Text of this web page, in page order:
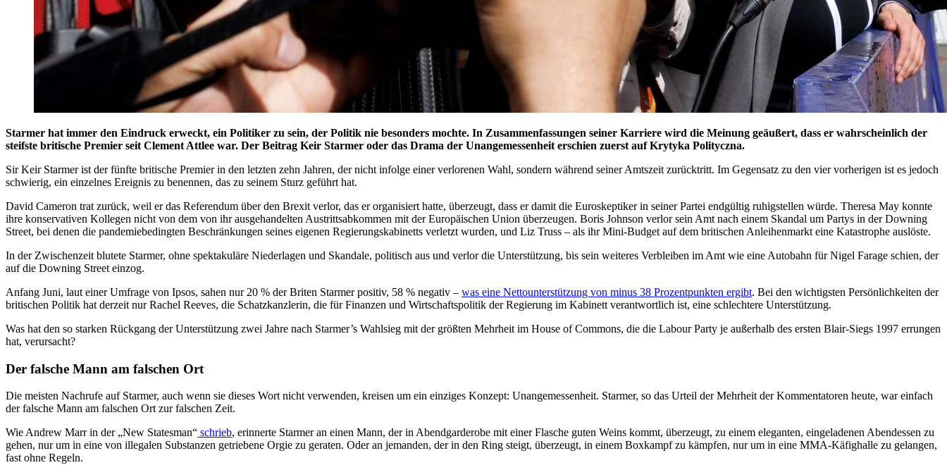
Starmer hat immer den Eindruck erweckt, ein Politiker zu sein, der Politik nie besonders mochte. In Zusammenfassungen seiner Karriere wird die Meinung geäußert, dass er wahrscheinlich der
steifste britische Premier seit Clement Attlee war. Der Beitrag Keir Starmer oder das Drama der Unangemessenheit erschien zuerst auf Krytyka Polityczna.
Sir Keir Starmer ist der fünfte britische Premier in den letzten zehn Jahren, der nicht infolge einer verlorenen Wahl, sondern während seiner Amtszeit zurücktritt. Im Gegensatz zu den vier vorherigen ist es jedoch
schwierig, ein einzelnes Ereignis zu benennen, das zu seinem Sturz geführt hat.
David Cameron trat zurück, weil er das Referendum über den Brexit verlor, das er organisiert hatte, überzeugt, dass er damit die Euroskeptiker in seiner Partei endgültig ruhigstellen würde. Theresa May konnte
ihre konservativen Kollegen nicht von dem von ihr ausgehandelten Austrittsabkommen mit der Europäischen Union überzeugen. Boris Johnson verlor sein Amt nach einem Skandal um Partys in der Downing
Street, bei denen die pandemiebedingten Beschränkungen seines eigenen Regierungskabinetts verletzt wurden, und Liz Truss – als ihr Mini-Budget auf dem britischen Anleihenmarkt eine Katastrophe auslöste.
In der Zwischenzeit blutete Starmer, ohne spektakuläre Niederlagen und Skandale, politisch aus und verlor die Unterstützung, bis sein weiteres Verbleiben im Amt wie eine Autobahn für Nigel Farage schien, der
auf die Downing Street einzog.
Anfang Juni, laut einer Umfrage von Ipsos, sahen nur 20 % der Briten Starmer positiv, 58 % negativ – was eine Nettounterstützung von minus 38 Prozentpunkten ergibt. Bei den wichtigsten Persönlichkeiten der
britischen Politik hat derzeit nur Rachel Reeves, die Schatzkanzlerin, die für Finanzen und Wirtschaftspolitik der Regierung im Kabinett verantwortlich ist, eine schlechtere Unterstützung.
Was hat den so starken Rückgang der Unterstützung zwei Jahre nach Starmer’s Wahlsieg mit der größten Mehrheit im House of Commons, die die Labour Party je außerhalb des ersten Blair-Siegs 1997 errungen
hat, verursacht?
Der falsche Mann am falschen Ort
Die meisten Nachrufe auf Starmer, auch wenn sie dieses Wort nicht verwenden, kreisen um ein einziges Konzept: Unangemessenheit. Starmer, so das Urteil der Mehrheit der Kommentatoren heute, war einfach
der falsche Mann am falschen Ort zur falschen Zeit.
Wie Andrew Marr in der „New Statesman“ schrieb, erinnerte Starmer an einen Mann, der in Abendgarderobe mit einer Flasche guten Weins kommt, überzeugt, zu einem eleganten, eingeladenen Abendessen zu
gehen, nur um in eine von illegalen Substanzen getriebene Orgie zu geraten. Oder an jemanden, der in den Ring steigt, überzeugt, in einem Boxkampf zu kämpfen, nur um in eine MMA-Käfighalle zu gelangen,
fast ohne Regeln.